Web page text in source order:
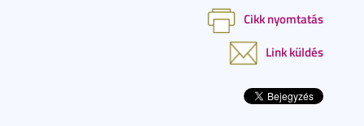
Cikk nyomtatás
Link küldés